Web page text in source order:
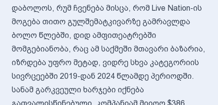
დაბოლოს, რუმ ჩვენება მისცა, რომ Live Nation-ის
მოგება თითო გულშემატკივარზე გამრავლდა
ბოლო წლებში, დიდ ამფითეატრებში
მომგებიანობა, რაც ამ საქმეში მთავარი ბაზარია,
იზრდება უფრო მეტად, ვიდრე სხვა კატეგორიის
სივრცეებში 2019-დან 2024 წლამდე პერიოდში.
სანამ გარკვეული ხარჯები იქნება